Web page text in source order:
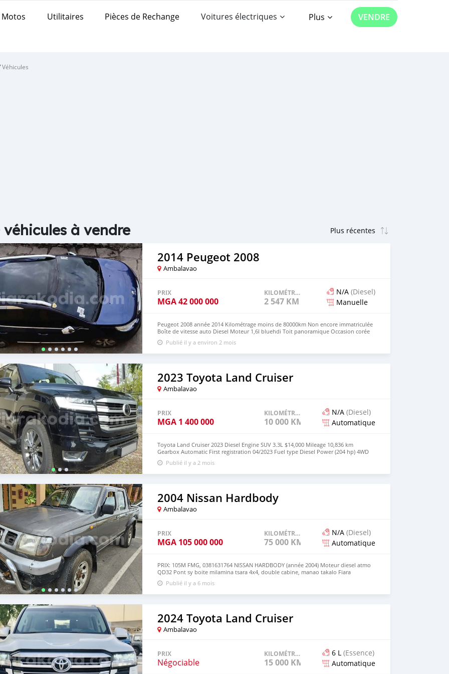
Motos Utilitaires Pièces de Rechange Voitures électriques Plus VENDRE
Véhicules
véhicules à vendre
2014 Peugeot 2008
Ambalavao
PRIX
MGA42 000 000
KILOMÉTRAGE
2 547 KM
N/A (Diesel)
Manuelle
Peugeot 2008 année 2014 Kilométrage moins de 80000km Non encore immatriculée
Boîte de vitesse auto Diesel Moteur 1,6l bluehdi Toit panoramique Occasion corée
D'autres options... Prix: 42millions ar Contact: 0329225728
Publié il y a environ 2 mois
2023 Toyota Land Cruiser
Ambalavao
PRIX
MGA 1 400 000
KILOMÉTRAGE
10 000 KM
N/A (Diesel)
Automatique
Toyota Land Cruiser 2023 Diesel Engine SUV 3.3L $14,000 Mileage 10,836 km
Gearbox Automatic First registration 04/2023 Fuel type Diesel Power (204 hp) 4WD
Toyota Land Cruiser 2023 Diesel Engine SUV 3.3L Full Option Export - Maersk Arabia
Contact me : TAHA MOHAMMED WhatsAPP +1 (613) 208-1324
Publié il y a 2 mois
2004 Nissan Hardbody
Ambalavao
PRIX
MGA 105 000 000
KILOMÉTRAGE
75 000 KM
N/A (Diesel)
Automatique
PRIX: 105M FMG, 0381631764 NISSAN HARDBODY (année 2004) Moteur diesel atmo
QD32 Pont sy boite milamina tsara 4x4, double cabine, manao takalo Fiara
milamina tsara
Publié il y a 6 mois
2024 Toyota Land Cruiser
Ambalavao
PRIX
Négociable
KILOMÉTRAGE
15 000 KM
6 L (Essence)
Automatique